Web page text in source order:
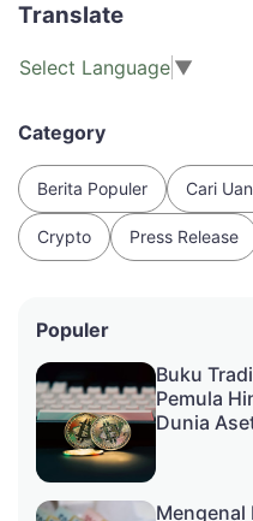
Translate
Select Language ▼
Category
Berita Populer Cari
Crypto Press Release
Populer
Buku
Pemula
Dunia
Mengenal